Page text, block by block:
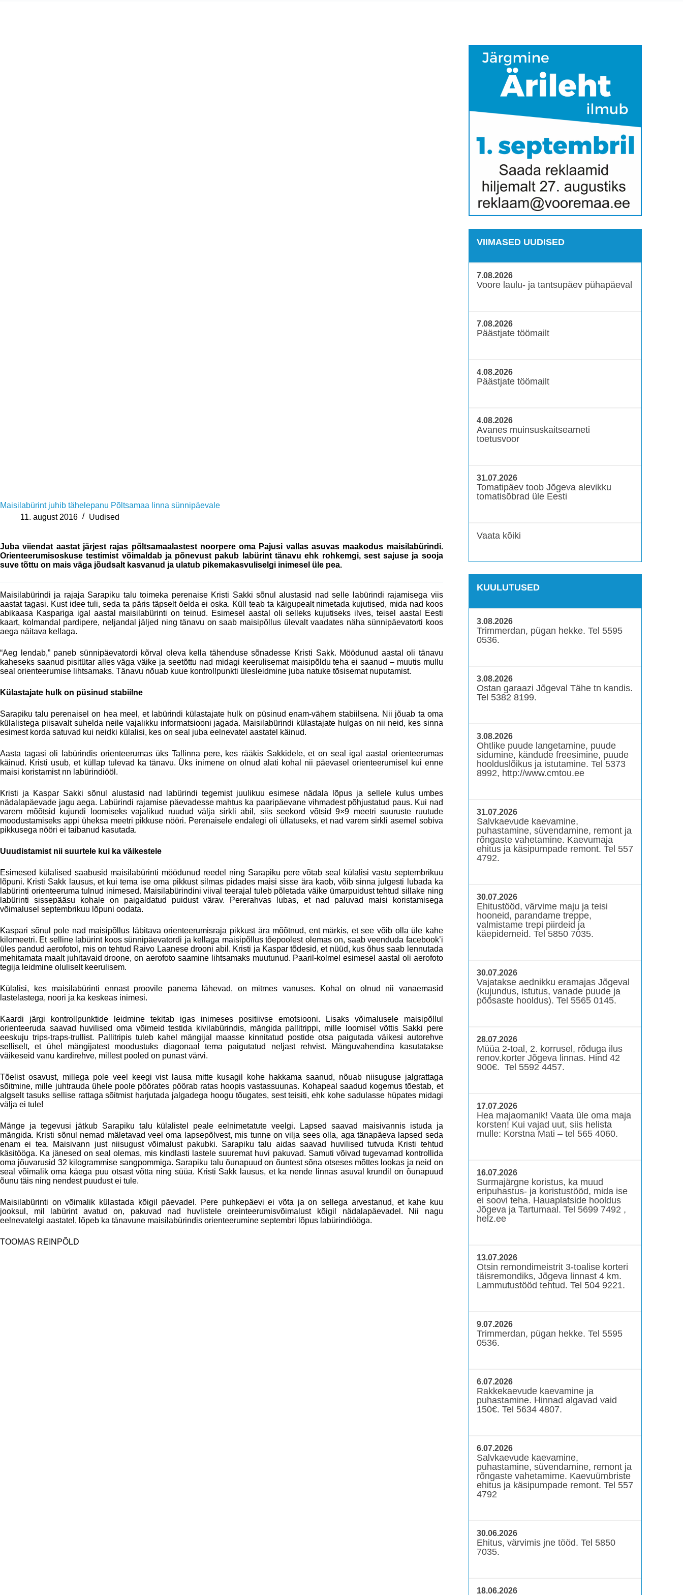
Maisilabürint juhib tähelepanu Põltsamaa linna sünnipäevale
11. august 2016
Uudised
Juba viiendat aastat järjest rajas põltsamaalastest noorpere oma Pajusi vallas asuvas maakodus maisilabürindi.
Orienteerumisoskuse testimist võimaldab ja põnevust pakub labürint tänavu ehk rohkemgi, sest sajuse ja sooja
suve tõttu on mais väga jõudsalt kasvanud ja ulatub pikemakasvuliselgi inimesel üle pea.
Maisilabürindi ja rajaja Sarapiku talu toimeka perenaise Kristi Sakki sõnul alustasid nad selle labürindi rajamisega viis
aastat tagasi. Kust idee tuli, seda ta päris täpselt öelda ei oska. Küll teab ta käigupealt nimetada kujutised, mida nad koos
abikaasa Kaspariga igal aastal maisilabürinti on teinud. Esimesel aastal oli selleks kujutiseks ilves, teisel aastal Eesti
kaart, kolmandal pardipere, neljandal jäljed ning tänavu on saab maisipõllus ülevalt vaadates näha sünnipäevatorti koos
aega näitava kellaga.
“Aeg lendab,” paneb sünnipäevatordi kõrval oleva kella tähenduse sõnadesse Kristi Sakk. Möödunud aastal oli tänavu
kaheseks saanud pisitütar alles väga väike ja seetõttu nad midagi keerulisemat maisipõldu teha ei saanud ‒ muutis mullu
seal orienteerumise lihtsamaks. Tänavu nõuab kuue kontrollpunkti ülesleidmine juba natuke tõsisemat nuputamist.
Külastajate hulk on püsinud stabiilne
Sarapiku talu perenaisel on hea meel, et labürindi külastajate hulk on püsinud enam-vähem stabiilsena. Nii jõuab ta oma
külalistega piisavalt suhelda neile vajalikku informatsiooni jagada. Maisilabürindi külastajate hulgas on nii neid, kes sinna
esimest korda satuvad kui neidki külalisi, kes on seal juba eelnevatel aastatel käinud.
Aasta tagasi oli labürindis orienteerumas üks Tallinna pere, kes rääkis Sakkidele, et on seal igal aastal orienteerumas
käinud. Kristi usub, et küllap tulevad ka tänavu. Üks inimene on olnud alati kohal nii päevasel orienteerumisel kui enne
maisi koristamist nn labürindiööl.
Kristi ja Kaspar Sakki sõnul alustasid nad labürindi tegemist juulikuu esimese nädala lõpus ja sellele kulus umbes
nädalapäevade jagu aega. Labürindi rajamise päevadesse mahtus ka paaripäevane vihmadest põhjustatud paus. Kui nad
varem mõõtsid kujundi loomiseks vajalikud ruudud välja sirkli abil, siis seekord võtsid 9×9 meetri suuruste ruutude
moodustamiseks appi üheksa meetri pikkuse nööri. Perenaisele endalegi oli üllatuseks, et nad varem sirkli asemel sobiva
pikkusega nööri ei taibanud kasutada.
Uuudistamist nii suurtele kui ka väikestele
Esimesed külalised saabusid maisilabürinti möödunud reedel ning Sarapiku pere võtab seal külalisi vastu septembrikuu
lõpuni. Kristi Sakk lausus, et kui tema ise oma pikkust silmas pidades maisi sisse ära kaob, võib sinna julgesti lubada ka
labürinti orienteeruma tulnud inimesed. Maisilabürindini viival teerajal tuleb põletada väike ümarpuidust tehtud sillake ning
labürinti sissepääsu kohale on paigaldatud puidust värav. Pererahvas lubas, et nad paluvad maisi koristamisega
võimalusel septembrikuu lõpuni oodata.
Kaspari sõnul pole nad maisipõllus läbitava orienteerumisraja pikkust ära mõõtnud, ent märkis, et see võib olla üle kahe
kilomeetri. Et selline labürint koos sünnipäevatordi ja kellaga maisipõllus tõepoolest olemas on, saab veenduda facebook’i
üles pandud aerofotol, mis on tehtud Raivo Laanese drooni abil. Kristi ja Kaspar tõdesid, et nüüd, kus õhus saab lennutada
mehitamata maalt juhitavaid droone, on aerofoto saamine lihtsamaks muutunud. Paaril-kolmel esimesel aastal oli aerofoto
tegija leidmine oluliselt keerulisem.
Külalisi, kes maisilabürinti ennast proovile panema lähevad, on mitmes vanuses. Kohal on olnud nii vanaemasid
lastelastega, noori ja ka keskeas inimesi.
Kaardi järgi kontrollpunktide leidmine tekitab igas inimeses positiivse emotsiooni. Lisaks võimalusele maisipõllul
orienteeruda saavad huvilised oma võimeid testida kivilabürindis, mängida pallitrippi, mille loomisel võttis Sakki pere
eeskuju trips-traps-trullist. Pallitripis tuleb kahel mängijal maasse kinnitatud postide otsa paigutada väikesi autorehve
selliselt, et ühel mängijatest moodustuks diagonaal tema paigutatud neljast rehvist. Mänguvahendina kasutatakse
väikeseid vanu kardirehve, millest pooled on punast värvi.
Tõelist osavust, millega pole veel keegi vist lausa mitte kusagil kohe hakkama saanud, nõuab niisuguse jalgrattaga
sõitmine, mille juhtrauda ühele poole pöörates pöörab ratas hoopis vastassuunas. Kohapeal saadud kogemus tõestab, et
algselt tasuks sellise rattaga sõitmist harjutada jalgadega hoogu tõugates, sest teisiti, ehk kohe sadulasse hüpates midagi
välja ei tule!
Mänge ja tegevusi jätkub Sarapiku talu külalistel peale eelnimetatute veelgi. Lapsed saavad maisivannis istuda ja
mängida. Kristi sõnul nemad mäletavad veel oma lapsepõlvest, mis tunne on vilja sees olla, aga tänapäeva lapsed seda
enam ei tea. Maisivann just niisugust võimalust pakubki. Sarapiku talu aidas saavad huvilised tutvuda Kristi tehtud
käsitööga. Ka jänesed on seal olemas, mis kindlasti lastele suuremat huvi pakuvad. Samuti võivad tugevamad kontrollida
oma jõuvarusid 32 kilogrammise sangpommiga. Sarapiku talu õunapuud on õuntest sõna otseses mõttes lookas ja neid on
seal võimalik oma käega puu otsast võtta ning süüa. Kristi Sakk lausus, et ka nende linnas asuval krundil on õunapuud
õunu täis ning nendest puudust ei tule.
Maisilabürinti on võimalik külastada kõigil päevadel. Pere puhkepäevi ei võta ja on sellega arvestanud, et kahe kuu
jooksul, mil labürint avatud on, pakuvad nad huvlistele oreinteerumisvõimalust kõigil nädalapäevadel. Nii nagu
eelnevatelgi aastatel, lõpeb ka tänavune maisilabürindis orienteerumine septembri lõpus labürindiööga.
TOOMAS REINPÕLD
VIIMASED UUDISED
7.08.2026
Voore laulu- ja tantsupäev pühapäeval
7.08.2026
Päästjate töömailt
4.08.2026
Päästjate töömailt
4.08.2026
Avanes muinsuskaitseameti
toetusvoor
31.07.2026
Tomatipäev toob Jõgeva alevikku
tomatisõbrad üle Eesti
Vaata kõiki
KUULUTUSED
3.08.2026
Trimmerdan, pügan hekke. Tel 5595
0536.
3.08.2026
Ostan garaazi Jõgeval Tähe tn kandis.
Tel 5382 8199.
3.08.2026
Ohtlike puude langetamine, puude
sidumine, kändude freesimine, puude
hoolduslõikus ja istutamine. Tel 5373
8992, http://www.cmtou.ee
31.07.2026
Salvkaevude kaevamine,
puhastamine, süvendamine, remont ja
rõngaste vahetamine. Kaevumaja
ehitus ja käsipumpade remont. Tel 557
4792.
30.07.2026
Ehitustööd, värvime maju ja teisi
hooneid, parandame treppe,
valmistame trepi piirdeid ja
käepidemeid. Tel 5850 7035.
30.07.2026
Vajatakse aednikku eramajas Jõgeval
(kujundus, istutus, vanade puude ja
põõsaste hooldus). Tel 5565 0145.
28.07.2026
Müüa 2-toal, 2. korrusel, rõduga ilus
renov.korter Jõgeva linnas. Hind 42
900€. Tel 5592 4457.
17.07.2026
Hea majaomanik! Vaata üle oma maja
korsten! Kui vajad uut, siis helista
mulle: Korstna Mati – tel 565 4060.
16.07.2026
Surmajärgne koristus, ka muud
eripuhastus- ja koristustööd, mida ise
ei soovi teha. Hauaplatside hooldus
Jõgeva ja Tartumaal. Tel 5699 7492 ,
helz.ee
13.07.2026
Otsin remondimeistrit 3-toalise korteri
täisremondiks, Jõgeva linnast 4 km.
Lammutustööd tehtud. Tel 504 9221.
9.07.2026
Trimmerdan, pügan hekke. Tel 5595
0536.
6.07.2026
Rakkekaevude kaevamine ja
puhastamine. Hinnad algavad vaid
150€. Tel 5634 4807.
6.07.2026
Salvkaevude kaevamine,
puhastamine, süvendamine, remont ja
rõngaste vahetamime. Kaevuümbriste
ehitus ja käsipumpade remont. Tel 557
4792
30.06.2026
Ehitus, värvimis jne tööd. Tel 5850
7035.
18.06.2026